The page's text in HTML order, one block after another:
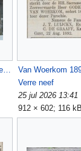
Verre neef
25 jul 2026 13:41
912 × 602; 116